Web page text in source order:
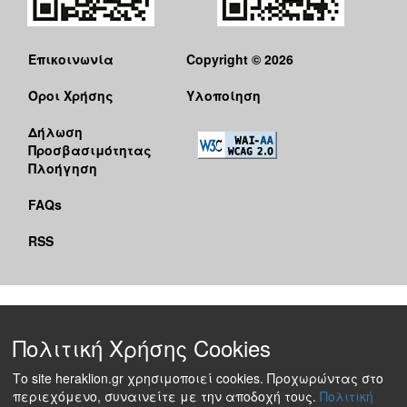
Επικοινωνία
Όροι Χρήσης
Δήλωση
Προσβασιμότητας
Πλοήγηση
FAQs
RSS
Copyright © 2026
Υλοποίηση
Πολιτική Χρήσης Cookies
Το site heraklion.gr χρησιμοποιεί cookies. Προχωρώντας στο
περιεχόμενο, συναινείτε με την αποδοχή τους. Πολιτική